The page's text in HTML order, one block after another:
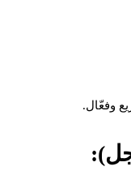
وفعّال.